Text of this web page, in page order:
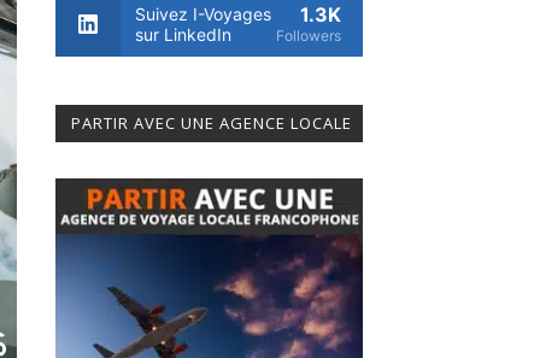
Suivez I-Voyages
sur LinkedIn
1.3K
Followers
PARTIR AVEC UNE AGENCE LOCALE